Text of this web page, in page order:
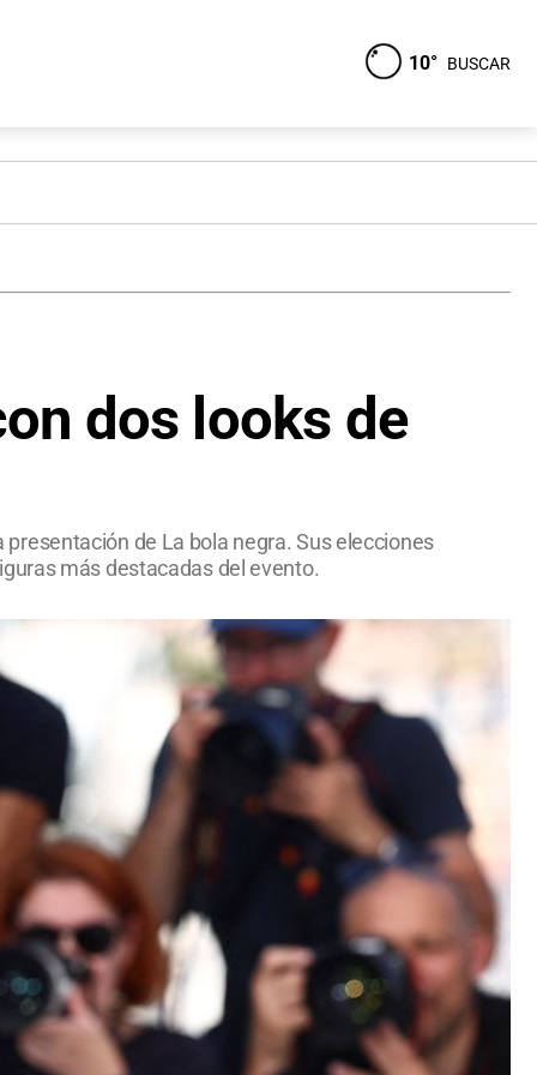
10° BUSCAR
dos looks de
de La bola negra. Sus elecciones
más destacadas del evento.